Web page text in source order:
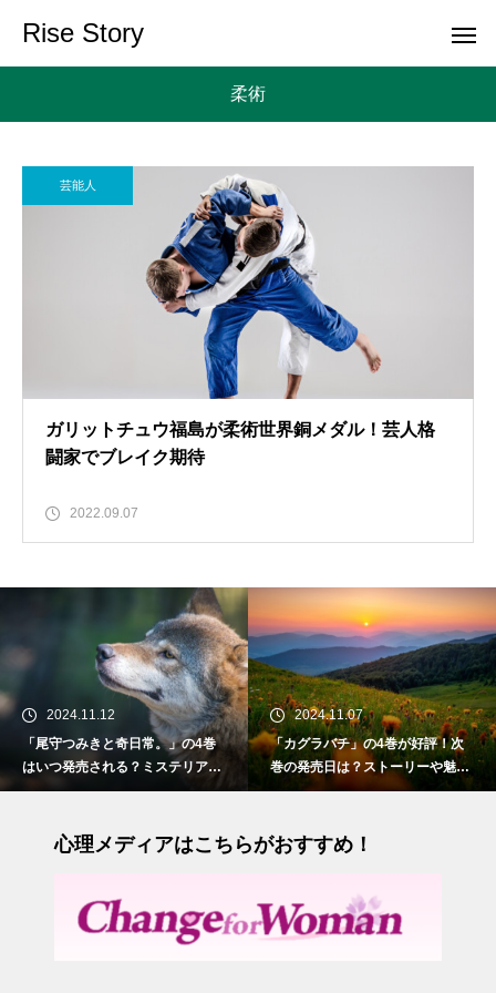
Rise Story
柔術
芸能人
ガリットチュウ福島が柔術世界銅メダル！芸人格
闘家でブレイク期待
2022.09.07
2024.11.12
「尾守つみきと奇日常。」の4巻
はいつ発売される？ミステリアス
な人狼の少女との物語
2024.11.07
「カグラバチ」の4巻が好評！次
巻の発売日は？ストーリーや魅力
も紹介
心理メディアはこちらがおすすめ！